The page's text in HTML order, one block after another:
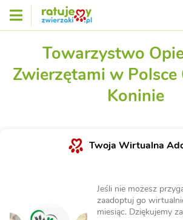
Towarzystwo
Zwierzętami w Polsce
Koninie
Twoja Wirtualna
Jeśli nie możesz
zaadoptuj go
miesiąc. Dziękujemy